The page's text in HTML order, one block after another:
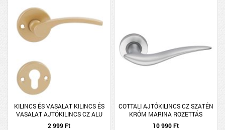
KILINCS ÉS VASALAT KILINCS ÉS
VASALAT AJTÓKILINCS CZ ALU
ARANY LANA ROZETTÁS
2 999 Ft
COTTALI AJTÓKILINCS CZ SZATÉN
KRÓM MARINA ROZETTÁS
10 990 Ft